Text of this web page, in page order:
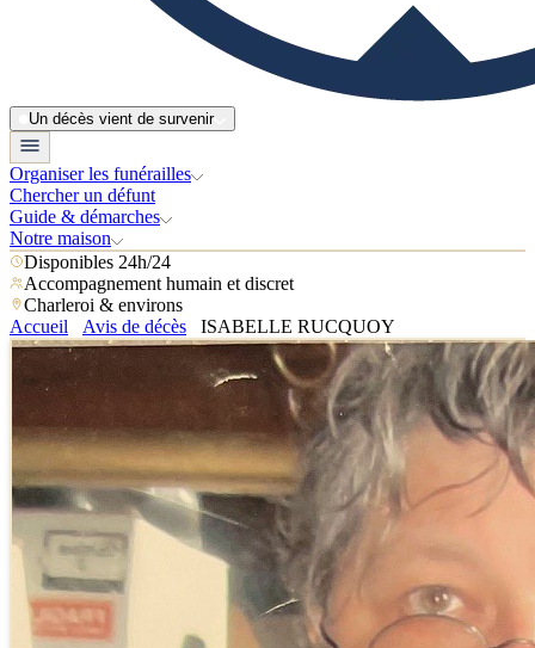
Un décès vient de survenir
Organiser les funérailles
Chercher un défunt
Guide & démarches
Notre maison
Disponibles 24h/24
Accompagnement humain et discret
Charleroi & environs
Accueil
Avis de décès ISABELLE RUCQUOY